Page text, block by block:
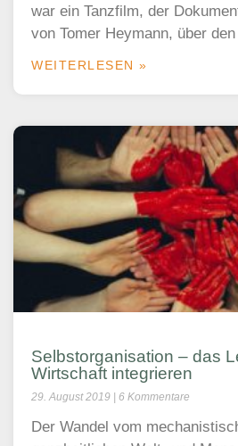
war ein Tanzfilm, der
von Tomer Heymann, über
WEITERLESEN »
Selbstorganisation – das
Wirtschaft integrieren
29. August 2019 6 Kommentare
Der Wandel vom